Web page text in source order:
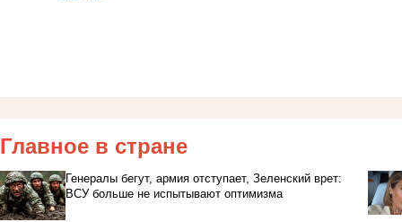
Главное в стране
Генералы бегут, армия отступает, Зеленский врет:
ВСУ больше не испытывают оптимизма